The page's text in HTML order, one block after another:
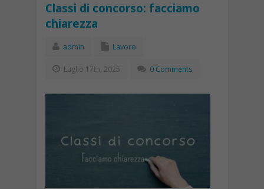
Classi di concorso: facciamo
chiarezza
admin Lavoro
Luglio 17th, 2025 0 Comments